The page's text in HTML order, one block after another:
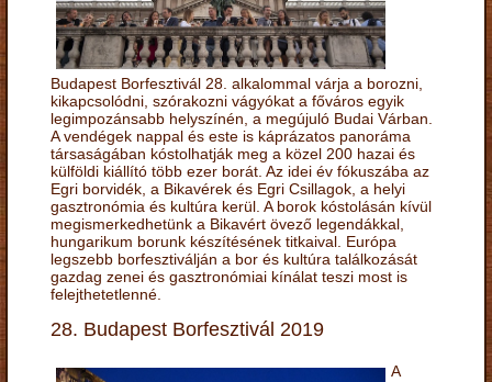
Budapest Borfesztivál 28. alkalommal várja a borozni,
kikapcsolódni, szórakozni vágyókat a főváros egyik
legimpozánsabb helyszínén, a megújuló Budai Várban.
A vendégek nappal és este is káprázatos panoráma
társaságában kóstolhatják meg a közel 200 hazai és
külföldi kiállító több ezer borát. Az idei év fókuszába az
Egri borvidék, a Bikavérek és Egri Csillagok, a helyi
gasztronómia és kultúra kerül. A borok kóstolásán kívül
megismerkedhetünk a Bikavért övező legendákkal,
hungarikum borunk készítésének titkaival. Európa
legszebb borfesztiválján a bor és kultúra találkozását
gazdag zenei és gasztronómiai kínálat teszi most is
felejthetetlenné.
28. Budapest Borfesztivál 2019
A